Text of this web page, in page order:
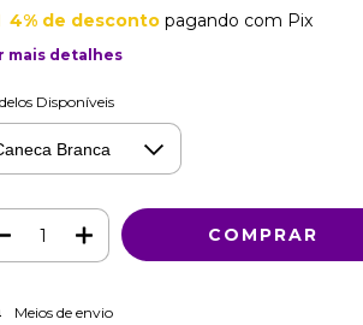
4% de descontopagando com Pix
mais detalhes
Disponíveis
para o CEP:
Meios de envio